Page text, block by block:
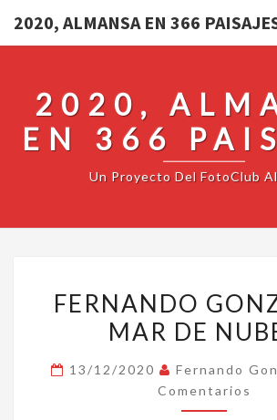
2020, ALMANSA EN 366
2020,
EN 366
Un Proyecto Del FotoClub
MAR
FERNANDO
MAR DE
13/12/2020 Fernando
Comentarios